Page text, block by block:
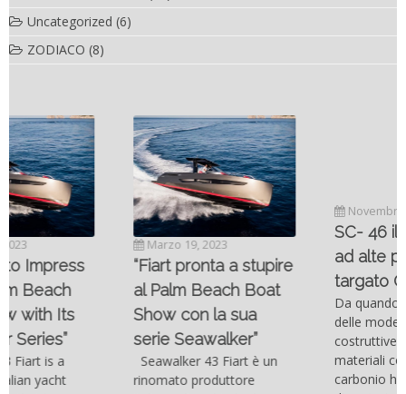
Uncategorized (6)
ZODIACO (8)
“Fiart pronta a stupire
al Palm Beach Boat
Show con la sua
serie Seawalker”
Seawalker 43 Fiart è un
rinomato produttore
Novembre 6, 2022
SC- 46 il catamarano
ad alte prestazioni
targato Outerlimits.
Da quando lo sviluppo
delle moderne tecnologie
costruttive e dei nuovi
materiali come la fibra di
carbonio hanno consentito